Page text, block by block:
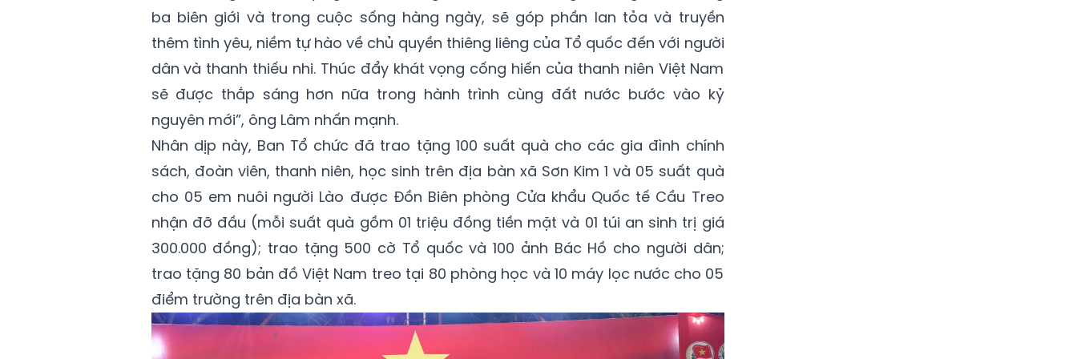
ba biên giới và trong cuộc sống hàng ngày, sẽ góp phần lan tỏa và truyền
thêm tình yêu, niềm tự hào về chủ quyền thiêng liêng của Tổ quốc đến với người
dân và thanh thiếu nhi. Thúc đẩy khát vọng cống hiến của thanh niên Việt Nam
sẽ được thắp sáng hơn nữa trong hành trình cùng đất nước bước vào kỷ
nguyên mới”, ông Lâm nhấn mạnh.
Nhân dịp này, Ban Tổ chức đã trao tặng 100 suất quà cho các gia đình chính
sách, đoàn viên, thanh niên, học sinh trên địa bàn xã Sơn Kim 1 và 05 suất quà
cho 05 em nuôi người Lào được Đồn Biên phòng Cửa khẩu Quốc tế Cầu Treo
nhận đỡ đầu (mỗi suất quà gồm 01 triệu đồng tiền mặt và 01 túi an sinh trị giá
300.000 đồng); trao tặng 500 cờ Tổ quốc và 100 ảnh Bác Hồ cho người dân;
trao tặng 80 bản đồ Việt Nam treo tại 80 phòng học và 10 máy lọc nước cho 05
điểm trường trên địa bàn xã.